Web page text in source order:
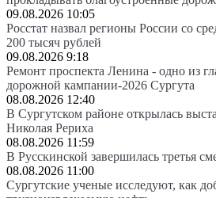
09.08.2026 10:05
Росстат назвал регионы России со
200 тысяч рублей
09.08.2026 9:18
Ремонт проспекта Ленина - одно из
дорожной кампании-2026 Сургута
08.08.2026 12:40
В Сургутском районе открылась
Николая Рериха
08.08.2026 11:59
В Русскинской завершилась третья
08.08.2026 11:00
Сургутские ученые исследуют, как